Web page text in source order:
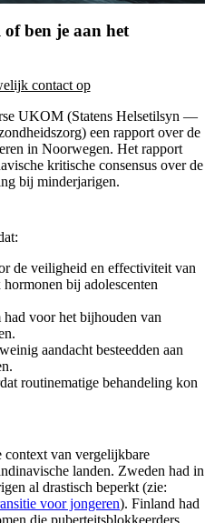
ben je aan het
contact op
UKOM (Statens Helsetilsyn —
een rapport over de
in Noorwegen. Het rapport
kritische consensus over de
bij minderjarigen.
de veiligheid en effectiviteit van
bij adolescenten
had voor het bijhouden van
aandacht besteedden aan
routinematige behandeling kon
context van vergelijkbare
landen. Zweden had in
al drastisch beperkt (zie:
voor jongeren). Finland had